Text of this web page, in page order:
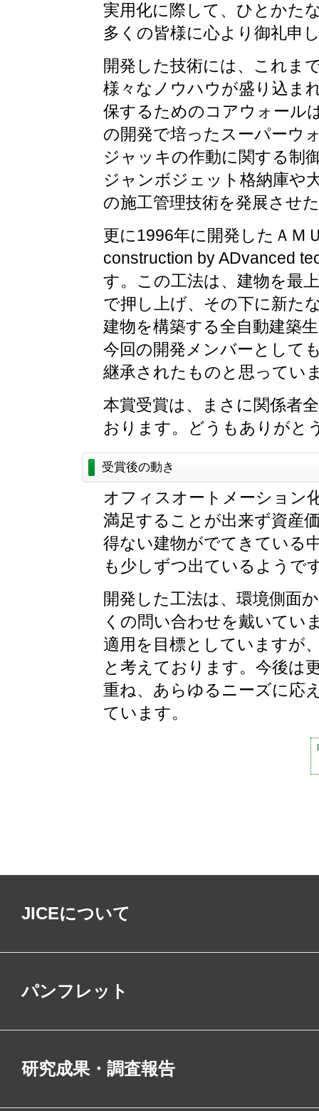
実用化に際して、ひとかた
多くの皆様に心より御礼申
開発した技術には、これま
様々なノウハウが盛り込ま
保するためのコアウォール
の開発で培ったスーパーウ
ジャッキの作動に関する制
ジャンボジェット格納庫や
の施工管理技術を発展させ
更に1996年に開発したＡＭ
construction by ADvanced
す。この工法は、建物を最
で押し上げ、その下に新た
建物を構築する全自動建築
今回の開発メンバーとして
継承されたものと思ってい
本賞受賞は、まさに関係者
おります。どうもありがと
受賞後の動き
オフィスオートメーション
満足することが出来ず資産
得ない建物がでてきている
も少しずつ出ているようで
開発した工法は、環境側面
くの問い合わせを戴いてい
適用を目標としていますが
と考えております。今後は
重ね、あらゆるニーズに応
ています。
JICEについて
パンフレット
研究成果・調査報告